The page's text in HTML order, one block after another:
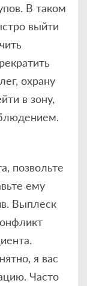
В таком
выйти
охрану
в зону,
позвольте
ему
Выплеск
я вас
Часто